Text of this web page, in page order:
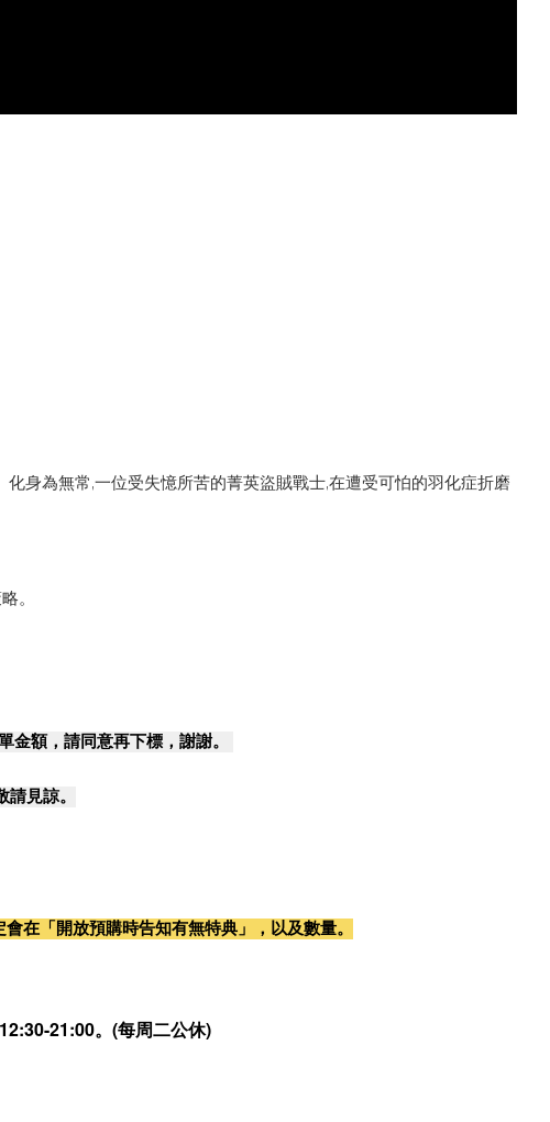
身為無常,一位受失憶所苦的菁英盜賊戰士,在遭受可怕的羽化症折磨
。
金額，請同意再下標，謝謝。
見諒。
在「開放預購時告知有無特典」，以及數量。
21:00。(每周二公休)